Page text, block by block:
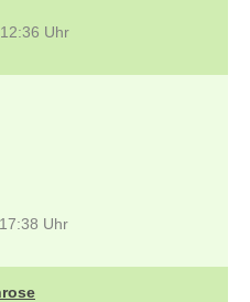
12:36 Uhr
17:38 Uhr